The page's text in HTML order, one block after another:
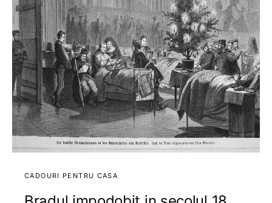
CADOURI PENTRU CASA